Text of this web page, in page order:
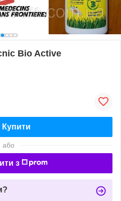
Bio Active
Купити
або
з